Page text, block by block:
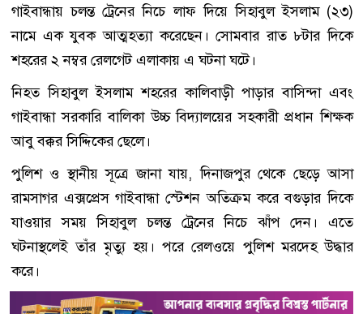
গাইবান্ধায় চলন্ত ট্রেনের নিচে লাফ দিয়ে সিহাবুল ইসলাম (২৩)
নামে এক যুবক আত্মহত্যা করেছেন। সোমবার রাত ৮টার দিকে
শহরের ২ নম্বর রেলগেট এলাকায় এ ঘটনা ঘটে।
নিহত সিহাবুল ইসলাম শহরের কালিবাড়ী পাড়ার বাসিন্দা এবং
গাইবান্ধা সরকারি বালিকা উচ্চ বিদ্যালয়ের সহকারী প্রধান শিক্ষক
আবু বক্কর সিদ্দিকের ছেলে।
পুলিশ ও স্থানীয় সূত্রে জানা যায়, দিনাজপুর থেকে ছেড়ে আসা
রামসাগর এক্সপ্রেস গাইবান্ধা স্টেশন অতিক্রম করে বগুড়ার দিকে
যাওয়ার সময় সিহাবুল চলন্ত ট্রেনের নিচে ঝাঁপ দেন। এতে
ঘটনাস্থলেই তাঁর মৃত্যু হয়। পরে রেলওয়ে পুলিশ মরদেহ উদ্ধার
করে।